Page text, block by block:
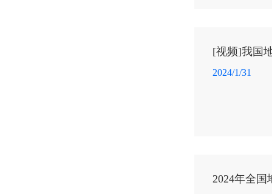
[视频]我国
2024/1/31
2024年全国